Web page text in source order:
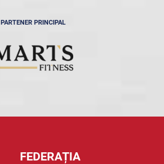
PARTENER PRINCIPAL
FEDERAȚIA